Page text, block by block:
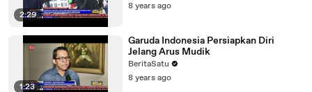
2:29
8 years ago
1:23
Garuda Indonesia Persiapkan Diri
Jelang Arus Mudik
BeritaSatu
8 years ago